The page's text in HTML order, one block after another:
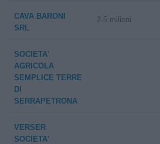
CAVA BARONI
SRL
2-5 milioni
SOCIETA'
AGRICOLA
SEMPLICE TERRE
DI
SERRAPETRONA
VERSER
SOCIETA'